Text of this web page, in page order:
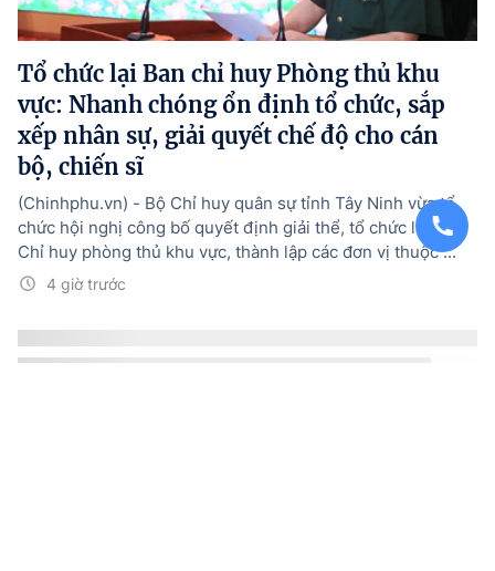
Tổ chức lại Ban chỉ huy Phòng thủ khu
vực: Nhanh chóng ổn định tổ chức, sắp
xếp nhân sự, giải quyết chế độ cho cán
bộ, chiến sĩ
4 giờ trước
(Chinhphu.vn) - Bộ Chỉ huy quân sự tỉnh Tây Ninh vừa tổ
chức hội nghị công bố quyết định giải thể, tổ chức lại Ban
Chỉ huy phòng thủ khu vực, thành lập các đơn vị thuộc ...